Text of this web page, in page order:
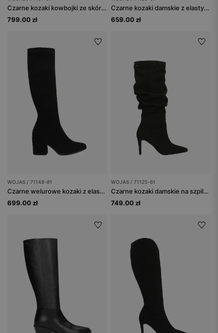
Czarne kozaki kowbojki ze skóry licowej
799.00 zł
Czarne kozaki damskie z elastyczną cholewką
659.00 zł
WOJAS / 71148-81
Czarne welurowe kozaki z elastyczną cholewką
699.00 zł
WOJAS / 71125-61
Czarne kozaki damskie na szpilce z marszczoną cholewką
749.00 zł